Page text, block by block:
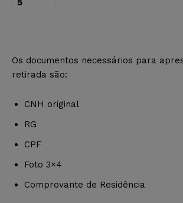
5
Os documentos necessários para
retirada são:
CNH original
RG
CPF
Foto 3×4
Comprovante de Residência